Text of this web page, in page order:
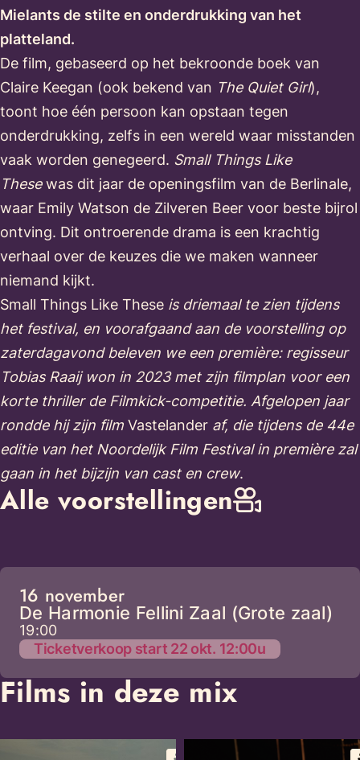
Mielants de stilte en onderdrukking van het
platteland.
De film, gebaseerd op het bekroonde boek van
Claire Keegan (ook bekend van The Quiet Girl),
toont hoe één persoon kan opstaan tegen
onderdrukking, zelfs in een wereld waar misstanden
vaak worden genegeerd. Small Things Like
Thesewas dit jaar de openingsfilm van de Berlinale,
waar Emily Watson de Zilveren Beer voor beste bijrol
ontving. Dit ontroerende drama is een krachtig
verhaal over de keuzes die we maken wanneer
niemand kijkt.
Small Things Like These is driemaal te zien tijdens
het festival, en voorafgaand aan de voorstelling op
zaterdagavond beleven we een première: regisseur
Tobias Raaij won in 2023 met zijn filmplan voor een
korte thriller de Filmkick-competitie. Afgelopen jaar
rondde hij zijn film Vastelander af, die tijdens de 44e
editie van het Noordelijk Film Festival in première zal
gaan in het bijzijn van cast en crew.
Alle voorstellingen
16 november
De Harmonie Fellini Zaal (Grote zaal)
19:00
Ticketverkoop start 22 okt. 12:00u
Films in deze mix